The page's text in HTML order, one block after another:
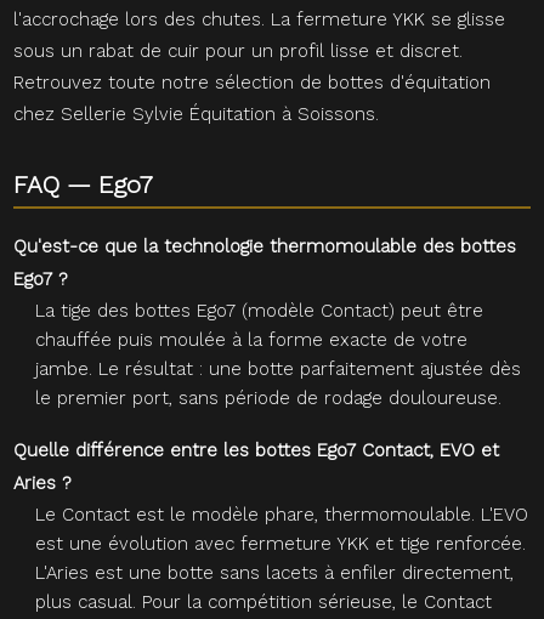
l'accrochage lors des chutes. La fermeture YKK se glisse
sous un rabat de cuir pour un profil lisse et discret.
Retrouvez toute notre sélection de bottes d'équitation
chez Sellerie Sylvie Équitation à Soissons.
FAQ — Ego7
Qu'est-ce que la technologie thermomoulable des bottes
Ego7 ?
La tige des bottes Ego7 (modèle Contact) peut être
chauffée puis moulée à la forme exacte de votre
jambe. Le résultat : une botte parfaitement ajustée dès
le premier port, sans période de rodage douloureuse.
Quelle différence entre les bottes Ego7 Contact, EVO et
Aries ?
Le Contact est le modèle phare, thermomoulable. L'EVO
est une évolution avec fermeture YKK et tige renforcée.
L'Aries est une botte sans lacets à enfiler directement,
plus casual. Pour la compétition sérieuse, le Contact